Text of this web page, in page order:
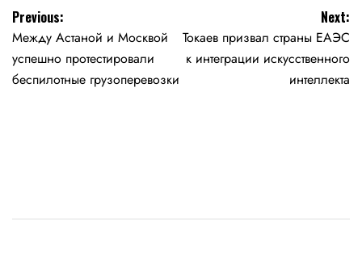
Навигация
по
записям
Previous:
Между Астаной и Москвой
успешно протестировали
беспилотные грузоперевозки
Next:
Токаев призвал страны ЕАЭС
к интеграции искусственного
интеллекта